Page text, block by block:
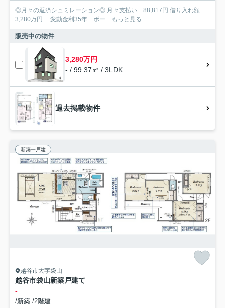
◎月々の返済シュミレーション◎ 月々支払い 88,817円 借り入れ額
3,280万円 変動金利35年 ボー... もっと見る
販売中の物件
3,280万円
- / 99.37㎡ / 3LDK
過去掲載物件
新築一戸建
越谷市大字袋山
越谷市袋山新築戸建て
-
/新築 /2階建